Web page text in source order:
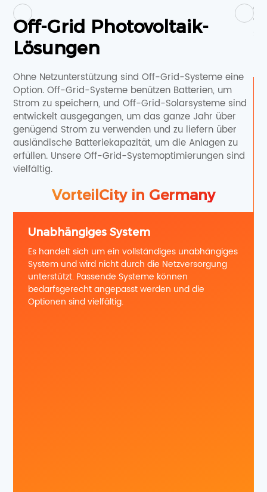
Off-Grid Photovoltaik-
Lösungen
Ohne Netzunterstützung sind Off-Grid-Systeme eine
Option. Off-Grid-Systeme benützen Batterien, um
Strom zu speichern, und Off-Grid-Solarsysteme sind
entwickelt ausgegangen, um das ganze Jahr über
genügend Strom zu verwenden und zu liefern über
ausländische Batteriekapazität, um die Anlagen zu
erfüllen. Unsere Off-Grid-Systemoptimierungen sind
vielfältig.
VorteilCity in Germany
Unabhängiges System
Es handelt sich um ein vollständiges unabhängiges
System und wird nicht durch die Netzversorgung
unterstützt. Passende Systeme können
bedarfsgerecht angepasst werden und die
Optionen sind vielfältig.